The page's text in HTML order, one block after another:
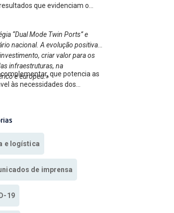
que evidenciam o
“Dual Mode Twin Ports” e
nacional. A evolução positiva
criar valor para os
infraestruturas, na
e europeu.»que potencia as
às necessidades dos
e logística
de imprensa
19